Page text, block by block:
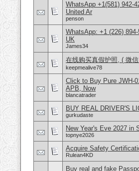
WhatsApp +1(581) 942-
United Ar
penson
WhatsApp: +1 (226)
UK
James34
在线购买真假护照, ( 微
keepmealive78
Click to Buy Pure JWH-
APB, Now
blancatrader
BUY REAL DRIVER'S
gurkudaste
New Year's Eve 2027 in
topnye2026
Acquire Safety
Rulean4KD
Buy real and fake